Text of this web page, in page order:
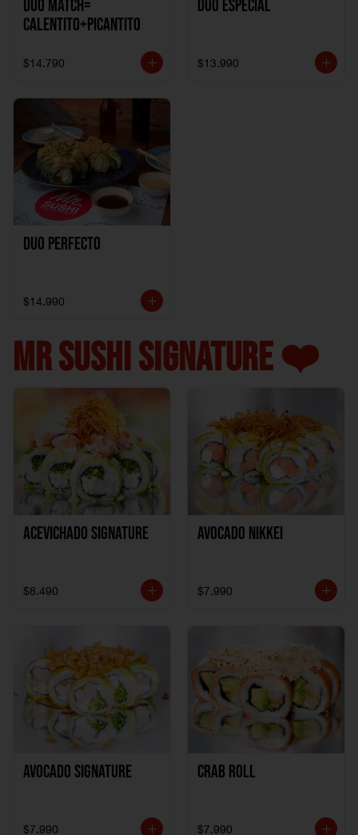
DUO MATCH=
CALENTITO+PICANTITO
$14.790
Duo especial
$13.990
Duo perfecto
$14.990
MR SUSHI SIGNATURE ❤️
ACEVICHADO SIGNATURE
$8.490
AVOCADO NIKKEI
$7.990
AVOCADO SIGNATURE
$7.990
CRAB ROLL
$7.990